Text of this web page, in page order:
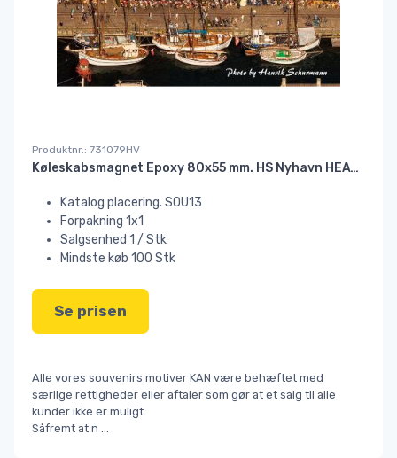
Produktnr.: 731079HV
Køleskabsmagnet Epoxy 80x55 mm. HS Nyhavn HEAVY#
Katalog placering. SOU13
Forpakning 1x1
Salgsenhed 1 / Stk
Mindste køb 100 Stk
Se prisen
Alle vores souvenirs motiver KAN være behæftet med
særlige rettigheder eller aftaler som gør at et salg til alle
kunder ikke er muligt.
Såfremt at n ...